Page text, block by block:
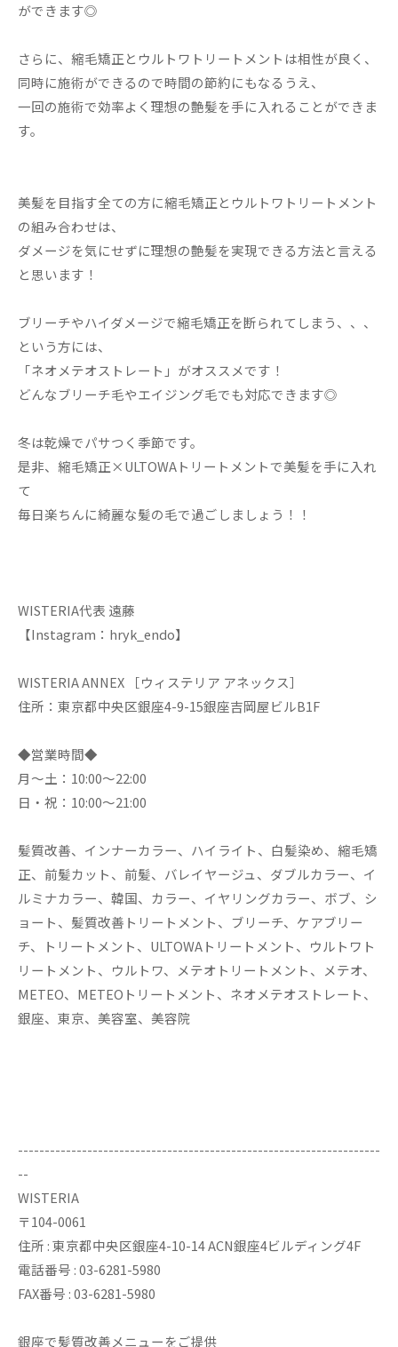
ができます◎
さらに、縮毛矯正とウルトワトリートメントは相性が良く、
同時に施術ができるので時間の節約にもなるうえ、
一回の施術で効率よく理想の艶髪を手に入れることができま
す。
美髪を目指す全ての方に縮毛矯正とウルトワトリートメント
の組み合わせは、
ダメージを気にせずに理想の艶髪を実現できる方法と言える
と思います！
ブリーチやハイダメージで縮毛矯正を断られてしまう、、、
という方には、
「ネオメテオストレート」がオススメです！
どんなブリーチ毛やエイジング毛でも対応できます◎
冬は乾燥でパサつく季節です。
是非、縮毛矯正×ULTOWAトリートメントで美髪を手に入れ
て
毎日楽ちんに綺麗な髪の毛で過ごしましょう！！
WISTERIA代表 遠藤
【Instagram：hryk_endo】
WISTERIA ANNEX ［ウィステリア アネックス］
住所：東京都中央区銀座4-9-15銀座吉岡屋ビルB1F
◆営業時間◆
月～土：10:00～22:00
日・祝：10:00～21:00
髪質改善、インナーカラー、ハイライト、白髪染め、縮毛矯
正、前髪カット、前髪、バレイヤージュ、ダブルカラー、イ
ルミナカラー、韓国、カラー、イヤリングカラー、ボブ、シ
ョート、髪質改善トリートメント、ブリーチ、ケアブリー
チ、トリートメント、ULTOWAトリートメント、ウルトワト
リートメント、ウルトワ、メテオトリートメント、メテオ、
METEO、METEOトリートメント、ネオメテオストレート、
銀座、東京、美容室、美容院
--------------------------------------------------------------------
--
WISTERIA
〒104-0061
住所 : 東京都中央区銀座4-10-14 ACN銀座4ビルディング4F
電話番号 : 03-6281-5980
FAX番号 : 03-6281-5980
銀座で髪質改善メニューをご提供